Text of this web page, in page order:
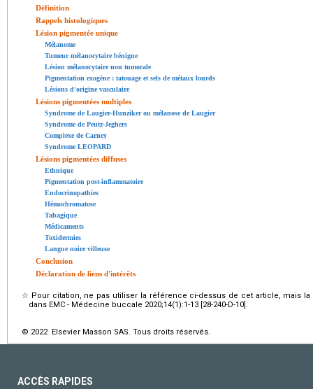
Définition
Rappels histologiques
Lésion pigmentée unique
Mélanome
Tumeur mélanocytaire bénigne
Lésion mélanocytaire non tumorale
Pigmentation exogène : tatouage et sels de métaux lourds
Lésions d'origine vasculaire
Lésions pigmentées multiples
Syndrome de Laugier-Hunziker ou mélanose de Laugier
Syndrome de Peutz-Jeghers
Complexe de Carney
Syndrome LEOPARD
Lésions pigmentées diffuses
Ethnique
Pigmentation post-inflammatoire
Endocrinopathies
Hémochromatose
Tabagique
Médicaments
Toxidermies
Langue noire villeuse
Conclusion
Déclaration de liens d'intérêts
☆ Pour citation, ne pas utiliser la référence ci-dessus de cet article, mais
dans EMC - Médecine buccale 2020;14(1):1-13 [28-240-D-10].
© 2022 Elsevier Masson SAS. Tous droits réservés.
ACCÈS RAPIDES